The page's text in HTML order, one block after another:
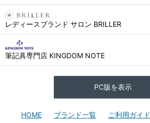
レディースブランド サロン BRILLER
筆記具専門店 KINGDOM NOTE
PC版を表示
HOME ブランド一覧 ご利用ガイド